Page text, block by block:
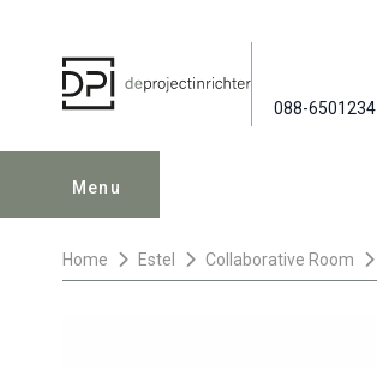
088-6501234
Menu
Home Estel Collaborative Room